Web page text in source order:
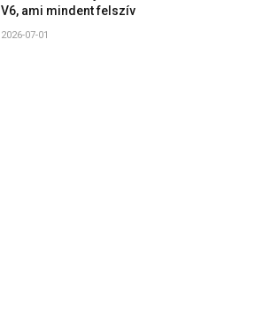
V6, ami mindent felszív
2026-07-01